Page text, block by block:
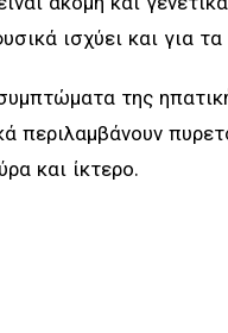
ισχύει και για
της
περιλαμβάνουν
και ίκτερο.